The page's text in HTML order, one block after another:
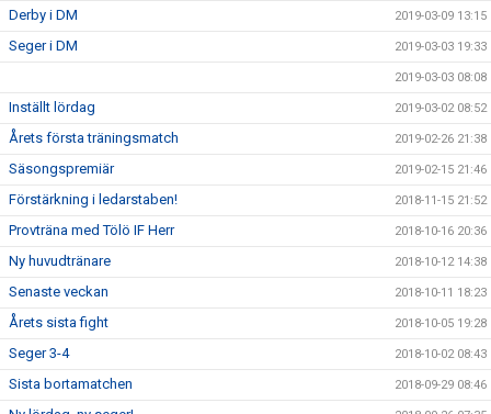
Derby i DM 2019-03-09 13:15
Seger i DM 2019-03-03 19:33
2019-03-03 08:08
Inställt lördag 2019-03-02 08:52
Årets första träningsmatch 2019-02-26 21:38
Säsongspremiär 2019-02-15 21:46
Förstärkning i ledarstaben! 2018-11-15 21:52
Provträna med Tölö IF Herr 2018-10-16 20:36
Ny huvudtränare 2018-10-12 14:38
Senaste veckan 2018-10-11 18:23
Årets sista fight 2018-10-05 19:28
Seger 3-4 2018-10-02 08:43
Sista bortamatchen 2018-09-29 08:46